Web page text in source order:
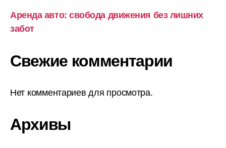
Аренда авто: свобода движения без лишних
забот
Свежие комментарии
Нет комментариев для просмотра.
Архивы